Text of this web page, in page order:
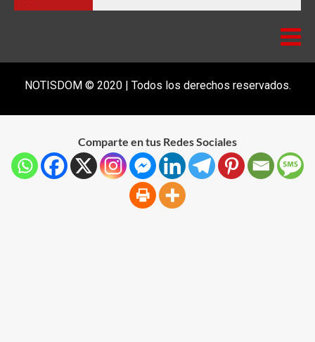
NOTISDOM © 2020 | Todos los derechos reservados.
Comparte en tus Redes Sociales